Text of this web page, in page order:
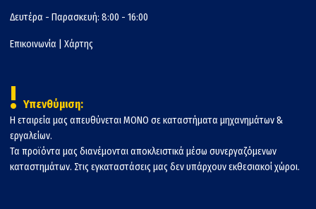
Δευτέρα - Παρασκευή: 8:00 - 16:00
Επικοινωνία Χάρτης
! Υπενθύμιση:
Η εταιρεία μας απευθύνεται ΜΟΝΟ σε καταστήματα μηχανημάτων &
εργαλείων.
Τα προϊόντα μας διανέμονται αποκλειστικά μέσω συνεργαζόμενων
καταστημάτων. Στις εγκαταστάσεις μας δεν υπάρχουν εκθεσιακοί χώροι.